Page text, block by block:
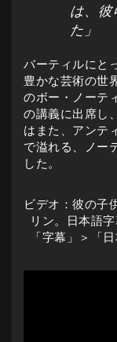
は、彼
た」
バーティルにと
豊かな芸術の世
のボー・ノーテ
の講義に出席し
はまた、アンテ
で溢れる、ノー
した。
ビデオ：彼の子
リン。日本語
「字幕」＞「